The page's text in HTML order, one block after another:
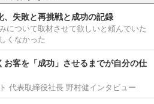
、失敗と再挑戦と成功の記録
について取材させて欲しいと頼んでいた
くなかった
お客を「成功」させるまでが自分の仕
代表取締役社長 野村健インタビュー